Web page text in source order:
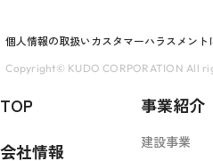
個人情報の取扱い カスタマーハラスメン
Copyright© KUDO CORPORATION All
TOP
会社情報
事業紹介
建設事業